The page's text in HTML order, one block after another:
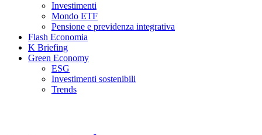
Investimenti
Mondo ETF
Pensione e previdenza integrativa
Flash Economia
K Briefing
Green Economy
ESG
Investimenti sostenibili
Trends